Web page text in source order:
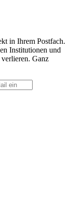
in Ihrem Postfach.
Institutionen und
Ganz